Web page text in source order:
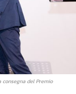
del Premio